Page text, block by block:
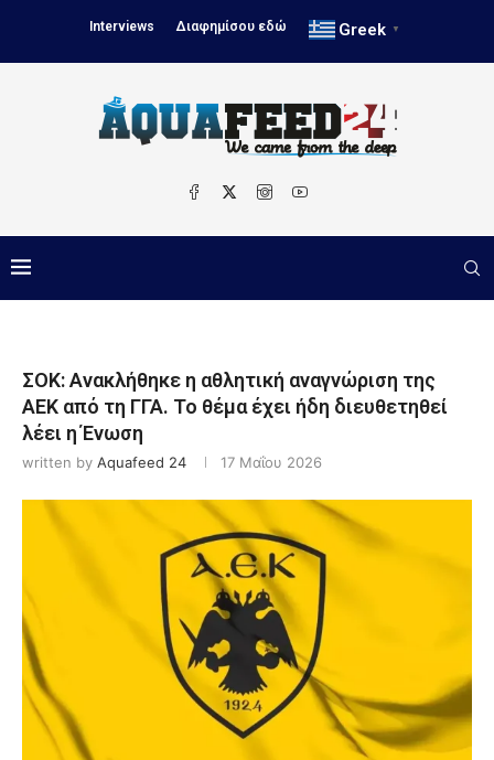
Interviews Διαφημίσου εδώ Greek ▼
ΣΟΚ: Ανακλήθηκε η αθλητική αναγνώριση της
ΑΕΚ από τη ΓΓΑ. Το θέμα έχει ήδη διευθετηθεί
λέει η Ένωση
written by Aquafeed 24 17 Μαΐου 2026